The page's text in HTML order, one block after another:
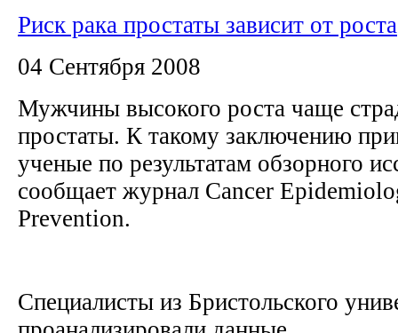
Риск рака простаты зависит от роста
04 Сентября 2008
Мужчины высокого роста чаще
простаты. К такому заключению
ученые по результатам обзорного
сообщает журнал Cancer
Prevention.
Специалисты из Бристольского